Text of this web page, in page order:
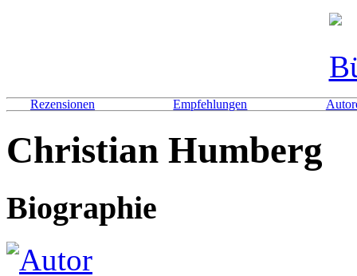
Rezensionen Empfehlungen
Christian Humberg
Biographie